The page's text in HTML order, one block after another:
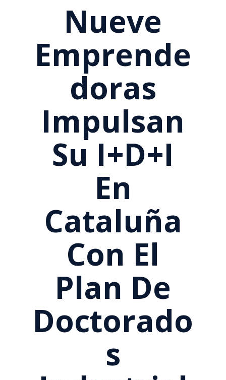
Nueve
Emprende
Doras
Impulsan
Su I+D+i
En
Cataluña
Con El
Plan De
Doctorado
S